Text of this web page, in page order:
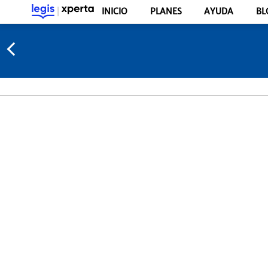
INICIO PLANES AYUDA